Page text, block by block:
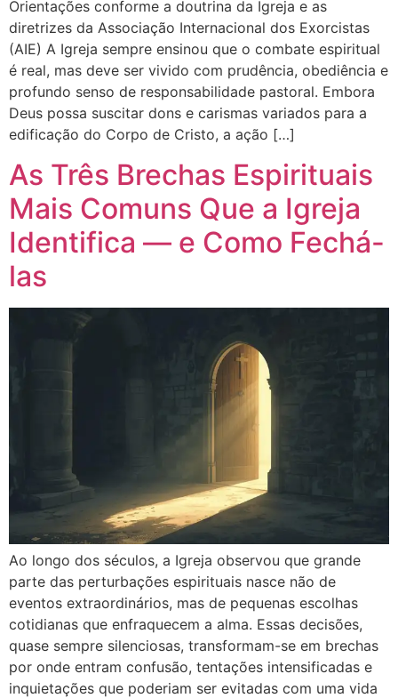
Orientações conforme a doutrina da Igreja e as
diretrizes da Associação Internacional dos Exorcistas
(AIE) A Igreja sempre ensinou que o combate espiritual
é real, mas deve ser vivido com prudência, obediência e
profundo senso de responsabilidade pastoral. Embora
Deus possa suscitar dons e carismas variados para a
edificação do Corpo de Cristo, a ação […]
As Três Brechas Espirituais
Mais Comuns Que a Igreja
Identifica — e Como Fechá-
las
Ao longo dos séculos, a Igreja observou que grande
parte das perturbações espirituais nasce não de
eventos extraordinários, mas de pequenas escolhas
cotidianas que enfraquecem a alma. Essas decisões,
quase sempre silenciosas, transformam-se em brechas
por onde entram confusão, tentações intensificadas e
inquietações que poderiam ser evitadas com uma vida